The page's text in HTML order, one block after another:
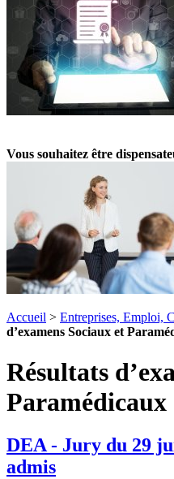
Vous souhaitez être
Accueil > Entreprises, Emploi,
d’examens Sociaux et
Résultats
Paramédicaux
DEA - Jury du 29
admis